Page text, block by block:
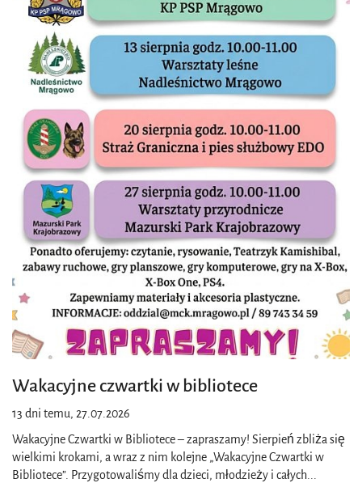
Wakacyjne czwartki w bibliotece
13 dni temu, 27.07.2026
Wakacyjne Czwartki w Bibliotece – zapraszamy! Sierpień zbliża się
wielkimi krokami, a wraz z nim kolejne „Wakacyjne Czwartki w
Bibliotece”. Przygotowaliśmy dla dzieci, młodzieży i całych...